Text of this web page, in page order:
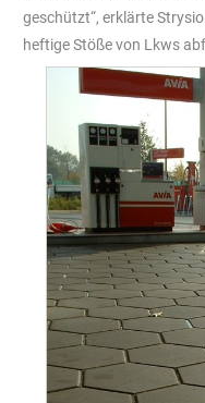
geschützt“, erklärte
heftige Stöße von Lkws